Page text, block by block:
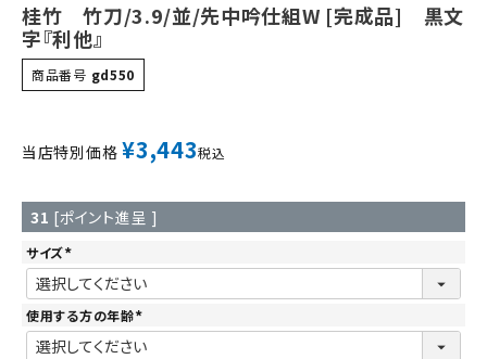
桂竹 竹刀/3.9/並/先中吟仕組W [完成品] 黒文
字『利他』
商品番号 gd550
当店特別価格 ¥3,443税込
31 [ポイント進呈 ]
サイズ
(
必
須
)
使用する方の年齢
(
必
須